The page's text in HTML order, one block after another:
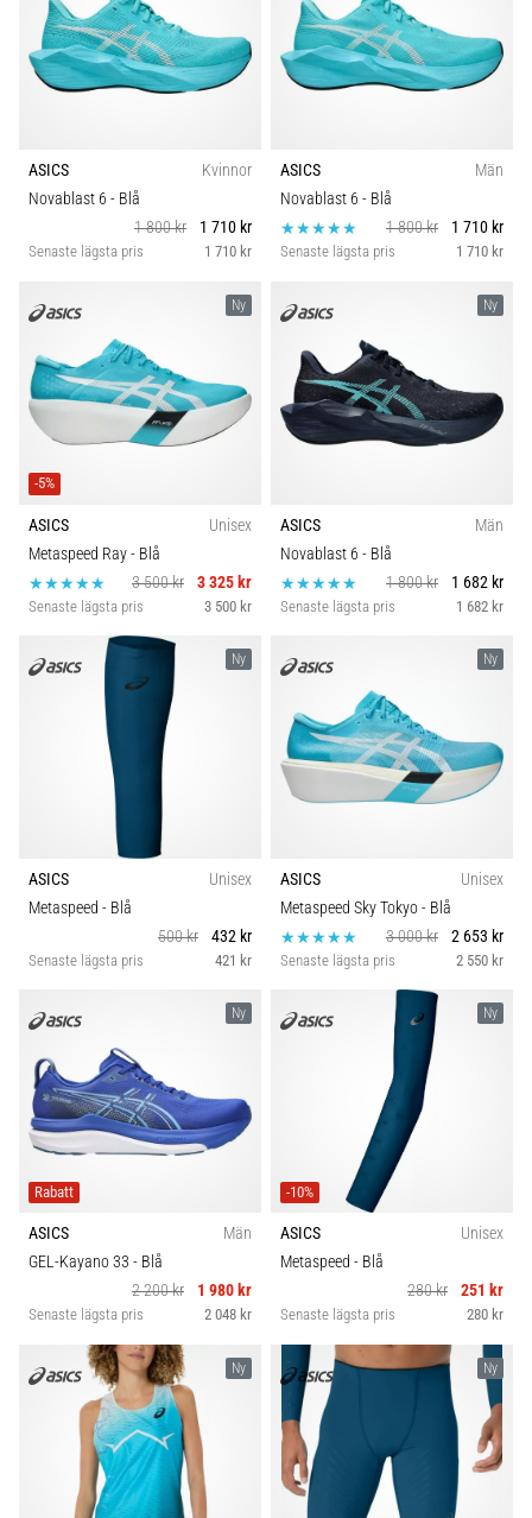
ASICS
Kvinnor
Novablast 6 - Blå
1 800 kr
1 710 kr
Senaste lägsta pris 1 710 kr
ASICS
Män
Novablast 6 - Blå
1 800 kr
1 710 kr
Senaste lägsta pris 1 710 kr
Ny
-5%
ASICS
Unisex
Metaspeed Ray- Blå
3 500 kr
3 325 kr
Senaste lägsta pris 3 500 kr
Ny
ASICS
Män
Novablast 6 - Blå
1 800 kr
1 682 kr
Senaste lägsta pris 1 682 kr
Ny
ASICS
Unisex
Metaspeed - Blå
500 kr
432 kr
Senaste lägsta pris 421 kr
Ny
ASICS
Unisex
Metaspeed Sky Tokyo- Blå
3 000 kr
2 653 kr
Senaste lägsta pris 2 550 kr
Ny
Rabatt
ASICS
Män
GEL-Kayano 33 - Blå
2 200 kr
1 980 kr
Senaste lägsta pris 2 048 kr
Ny
-10%
ASICS
Unisex
Metaspeed - Blå
280 kr
251 kr
Senaste lägsta pris 280 kr
Ny Ny